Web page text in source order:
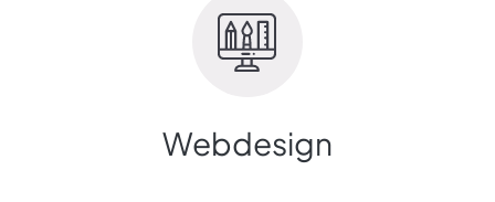
Webdesign